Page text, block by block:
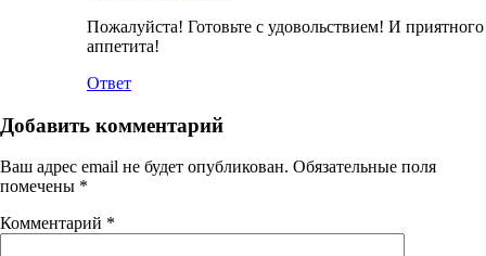
Пожалуйста! Готовьте с удовольствием! И приятного
аппетита!
Ответ
Добавить комментарий
Ваш адрес email не будет опубликован. Обязательные поля
помечены *
Комментарий *